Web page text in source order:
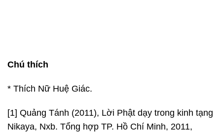
Chú thích
* Thích Nữ Huệ Giác.
[1] Quảng Tánh (2011), Lời Phật dạy trong kinh tạng
Nikaya, Nxb. Tổng hợp TP. Hồ Chí Minh, 2011,